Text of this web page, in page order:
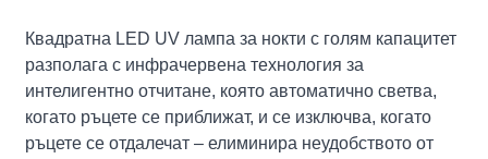
Квадратна LED UV лампа за нокти с голям капацитет
разполага с инфрачервена технология за
интелигентно отчитане, която автоматично светва,
когато ръцете се приближат, и се изключва, когато
ръцете се отдалечат – елиминира неудобството от